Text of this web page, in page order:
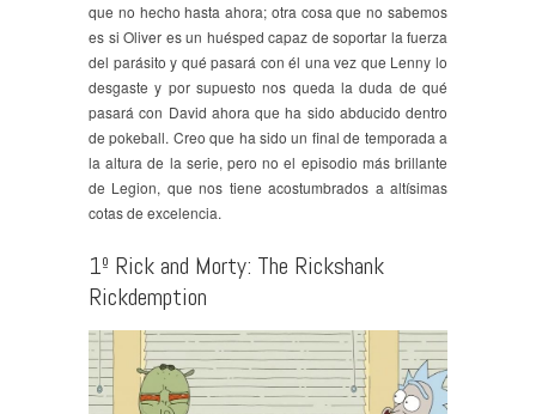
que no hecho hasta ahora; otra cosa que no sabemos
es si Oliver es un huésped capaz de soportar la fuerza
del parásito y qué pasará con él una vez que Lenny lo
desgaste y por supuesto nos queda la duda de qué
pasará con David ahora que ha sido abducido dentro
de pokeball. Creo que ha sido un final de temporada a
la altura de la serie, pero no el episodio más brillante
de Legion, que nos tiene acostumbrados a altísimas
cotas de excelencia.
1º Rick and Morty: The Rickshank
Rickdemption